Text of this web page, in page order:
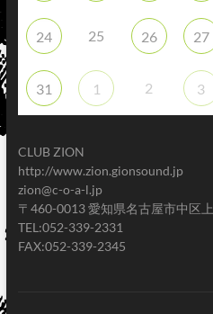
24 25 26 27
31 1 2 3
CLUB ZION
http://www.zion.gionsound.jp
zion@c-o-a-l.jp
〒460-0013 愛知県名古屋市中区
TEL:052-339-2331
FAX:052-339-2345